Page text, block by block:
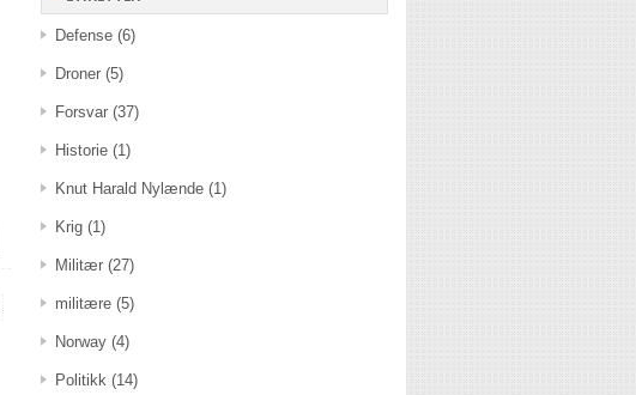
Defense (6)
Droner (5)
Forsvar (37)
Historie (1)
Knut Harald Nylænde (1)
Krig (1)
Militær (27)
militære (5)
Norway (4)
Politikk (14)